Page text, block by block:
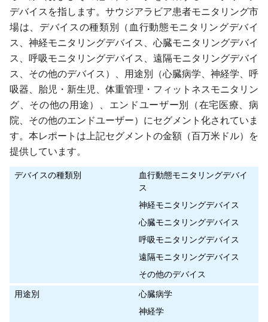
デバイスを指します。サウジアラビア患者モニタリング市
場は、デバイスの種類別（血行動態モニタリングデバイ
ス、神経モニタリングデバイス、心臓モニタリングデバイ
ス、呼吸モニタリングデバイス、遠隔モニタリングデバイ
ス、その他のデバイス）、用途別（心臓病学、神経学、呼
吸器、胎児・新生児、体重管理・フィットネスモニタリン
グ、その他の用途）、エンドユーザー別（在宅医療、病
院、その他のエンドユーザー）にセグメント化されていま
す。本レポートは上記セグメントの金額（百万米ドル）を
提供しています。
デバイスの種類別
血行動態モニタリングデバイ
ス
神経モニタリングデバイス
心臓モニタリングデバイス
呼吸モニタリングデバイス
遠隔モニタリングデバイス
その他のデバイス
用途別
心臓病学
神経学